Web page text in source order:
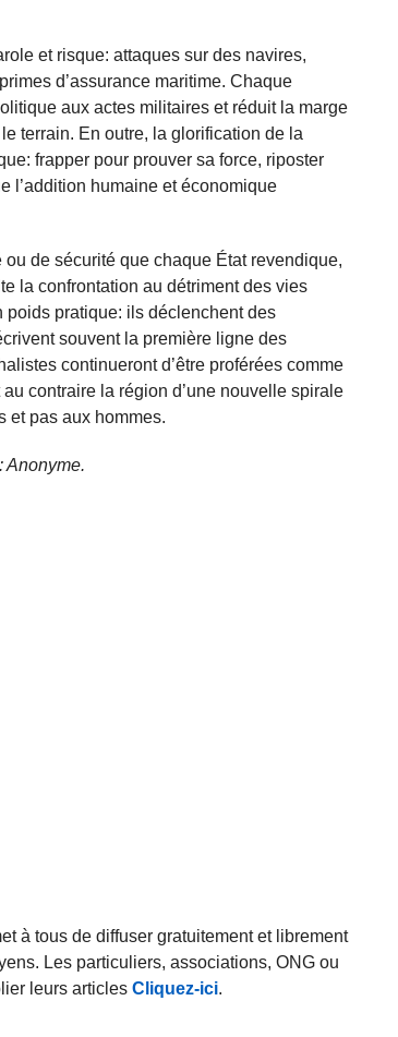
et risque: attaques sur des navires,
d’assurance maritime. Chaque
aux actes militaires et réduit la marge
terrain. En outre, la glorification de la
frapper pour prouver sa force, riposter
l’addition humaine et économique
de sécurité que chaque État revendique,
la confrontation au détriment des vies
pratique: ils déclenchent des
souvent la première ligne des
continueront d’être proférées comme
contraire la région d’une nouvelle spirale
et pas aux hommes.
Anonyme.
à tous de diffuser gratuitement et librement
Les particuliers, associations, ONG ou
leurs articles Cliquez-ici.